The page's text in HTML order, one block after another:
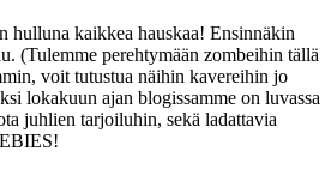
hulluna kaikkea hauskaa! Ensinnäkin
(Tulemme perehtymään zombeihin tällä
voit tutustua näihin kavereihin jo
lokakuun ajan blogissamme on luvassa
juhlien tarjoiluhin, sekä ladattavia